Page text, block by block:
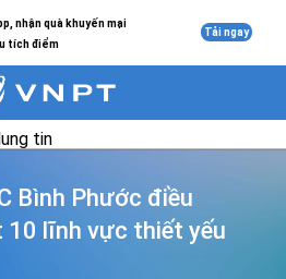
nhận quà khuyến mại
tích điểm
Tải ngay
tin
Bình Phước điều
10 lĩnh vực thiết yếu